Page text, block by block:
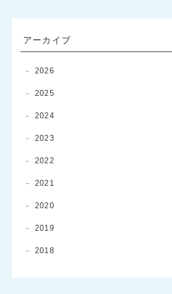
アーカイブ
2026
2025
2024
2023
2022
2021
2020
2019
2018